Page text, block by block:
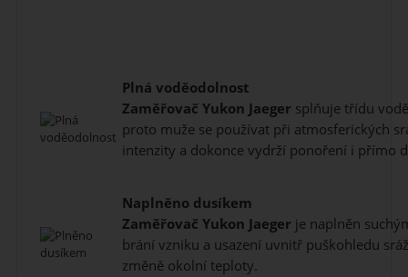
Plná voděodolnost
Zaměřovač Yukon Jaeger splňuje třídu
proto muže se používat při atmosferických
intenzity a dokonce vydrží ponoření i přímo
Naplněno dusíkem
Zaměřovač Yukon Jaeger je naplněn
brání vzniku a usazení uvnitř puškohledu
změně okolní teploty.